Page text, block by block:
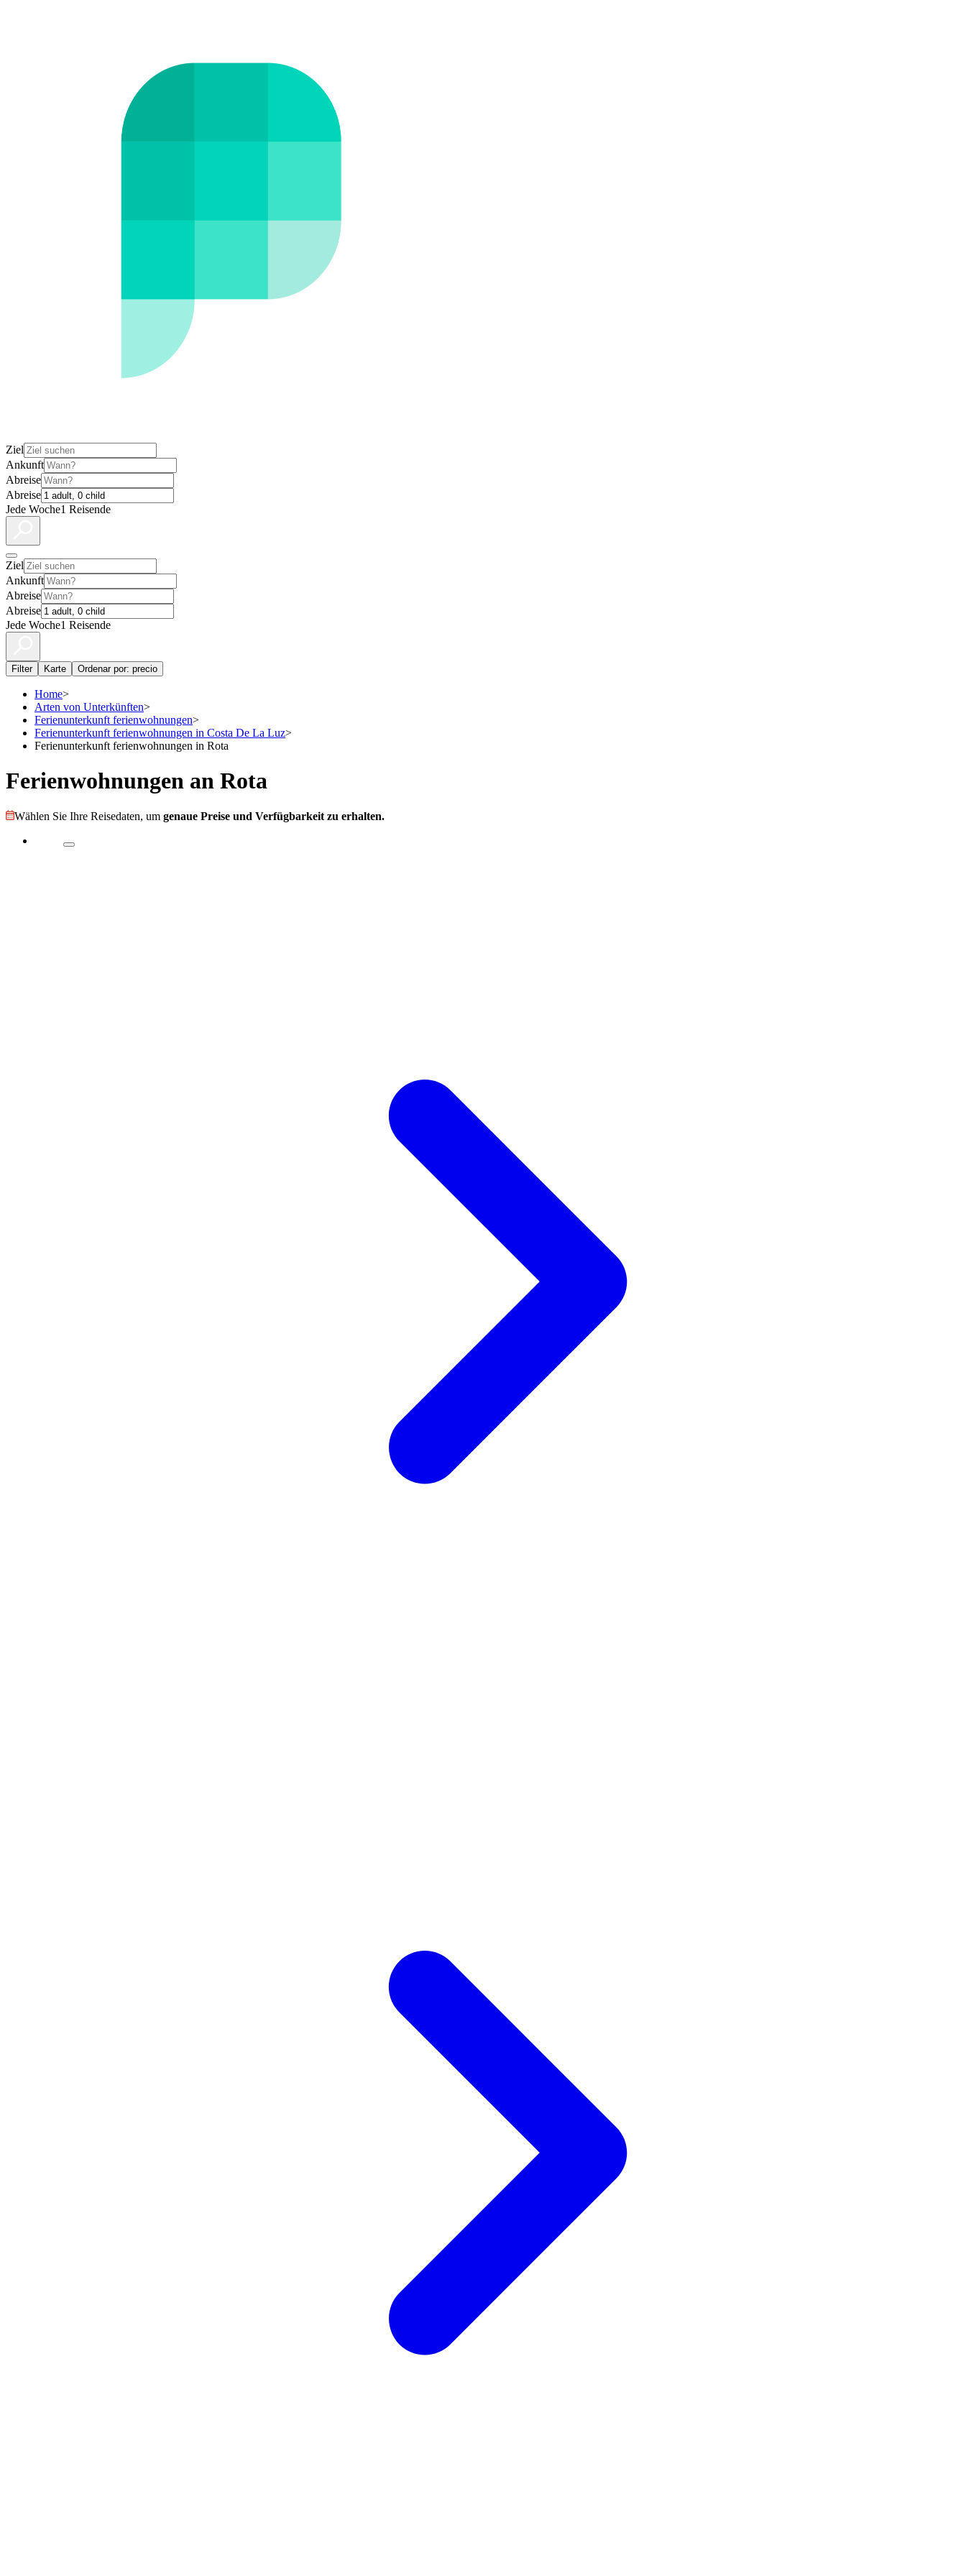
Ziel
Ankunft
Abreise
Abreise
Jede Woche1 Reisende
Ziel
Ankunft
Abreise
Abreise
Jede Woche1 Reisende
Filter Karte Ordenar por: precio
Home>
Arten von Unterkünften>
Ferienunterkunft ferienwohnungen>
Ferienunterkunft ferienwohnungen in Costa De La Luz>
Ferienunterkunft ferienwohnungen in Rota
Ferienwohnungen an Rota
Wählen Sie Ihre Reisedaten, um genaue Preise und Verfügbarkeit zu erhalten.